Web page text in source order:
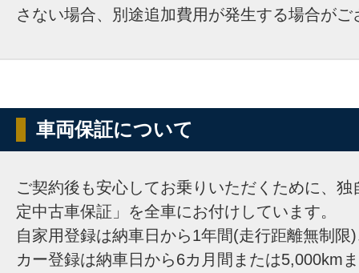
さない場合、別途追加費用が発生する場合がご
車両保証について
ご契約後も安心してお乗りいただくために、
定中古車保証」を全車にお付けしています。
自家用登録は納車日から1年間(走行距離無制限
カー登録は納車日から6カ月間または5,000km